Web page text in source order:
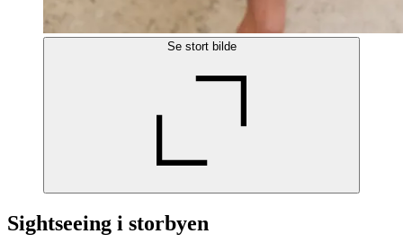
Se stort bilde
Sightseeing i storbyen